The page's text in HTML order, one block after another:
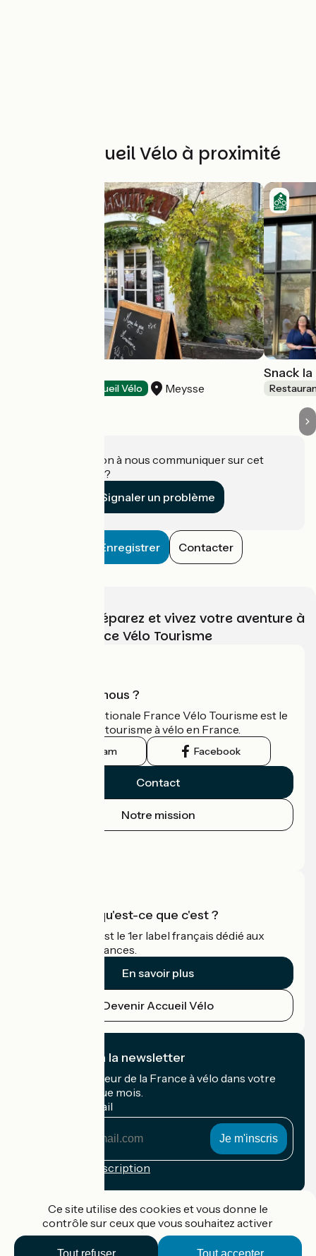
Autres Accueil Vélo à proximité
Accueil Vélo Meysse
Snack
Une information à nous communiquer sur cet
établissement ?
Signaler un problème
Enregistrer Contacter
Choisissez, préparez et vivez votre aventure à
vélo avec France Vélo Tourisme
Qui sommes-nous ?
L'association nationale France Vélo Tourisme est le
guide officiel du tourisme à vélo en France.
Instagram Facebook
Contact
Notre mission
Accueil Vélo qu'est-ce que c'est ?
Accueil Vélo c'est le 1er label français dédié aux
cyclistes en vacances.
En savoir plus
Devenir Accueil Vélo
Je m'abonne à la newsletter
Recevez le meilleur de la France à vélo dans votre
boîte mail chaque mois.
Mon adresse mail
Conditions d'inscription
Ce site utilise des cookies et vous donne le
contrôle sur ceux que vous souhaitez activer
Tout accepter
Tout refuser